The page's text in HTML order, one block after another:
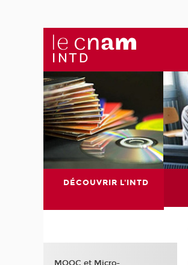
DÉCOUVRIR L'INTD
MOOC et Micro-